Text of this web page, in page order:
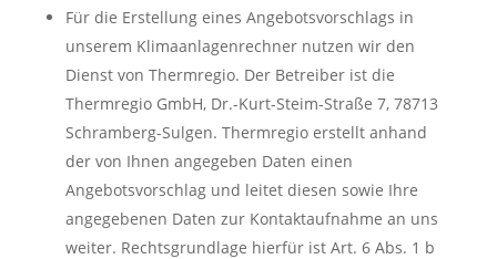
Für die Erstellung eines Angebotsvorschlags in
unserem Klimaanlagenrechner nutzen wir den
Dienst von Thermregio. Der Betreiber ist die
Thermregio GmbH, Dr.-Kurt-Steim-Straße 7, 78713
Schramberg-Sulgen. Thermregio erstellt anhand
der von Ihnen angegeben Daten einen
Angebotsvorschlag und leitet diesen sowie Ihre
angegebenen Daten zur Kontaktaufnahme an uns
weiter. Rechtsgrundlage hierfür ist Art. 6 Abs. 1 b